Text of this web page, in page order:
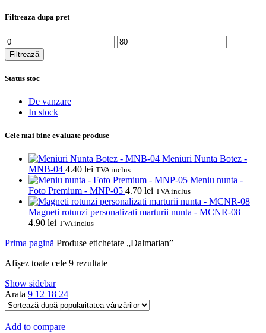
Filtreaza dupa pret
Preț
minim
Preț
maxim
Filtrează
Status stoc
De vanzare
In stock
Cele mai bine evaluate produse
Meniuri Nunta Botez -
MNB-04 4.40 lei TVA inclus
Meniu nunta -
Foto Premium - MNP-05 4.70 lei TVA inclus
Magneti rotunzi personalizati marturii nunta - MCNR-08
4.90 lei TVA inclus
Prima pagină Produse etichetate „Dalmatian”
Afișez toate cele 9 rezultateSortat
Show sidebar
Arata 9 12 18 24
Add to compare